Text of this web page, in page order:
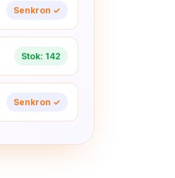
Senkron ✓
Stok: 142
Senkron ✓